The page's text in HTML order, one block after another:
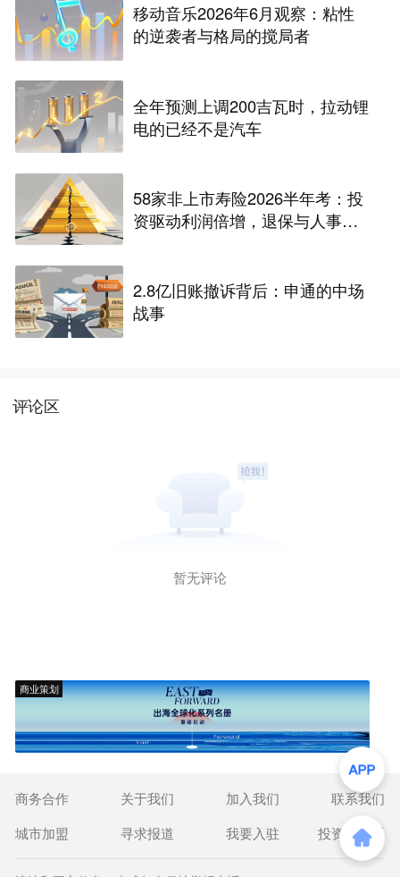
移动音乐2026年6月观察：粘性
的逆袭者与格局的搅局者
全年预测上调200吉瓦时，拉动锂
电的已经不是汽车
58家非上市寿险2026半年考：投
资驱动利润倍增，退保与人事风
2.8亿旧账撤诉背后：申通的中场
战事
评论区
暂无评论
商业策划
商务合作 关于我们 加入我们
联系我们
城市加盟
寻求报道 我要入驻 投资者关系